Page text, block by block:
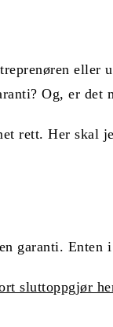
eller
Og, er det
rett. Her skal
garanti.
sluttoppgjør